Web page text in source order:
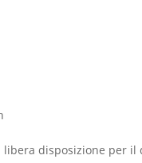
libera disposizione